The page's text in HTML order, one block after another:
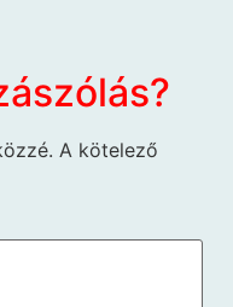
A kötelező